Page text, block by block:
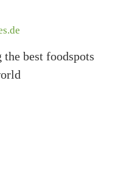
best foodspots